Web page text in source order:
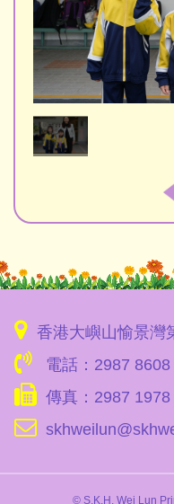
香港大嶼山愉景灣
電話：2987 8608
傳真：2987 1978
© S.K.H. Wei Lun